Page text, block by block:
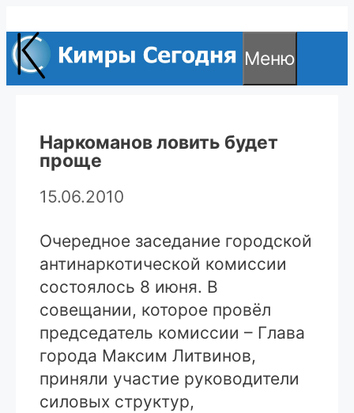
к
содержимому
Меню
Наркоманов ловить будет
проще
15.06.2010
Очередное заседание городской
антинаркотической комиссии
состоялось 8 июня. В
совещании, которое провёл
председатель комиссии – Глава
города Максим Литвинов,
приняли участие руководители
силовых структур,